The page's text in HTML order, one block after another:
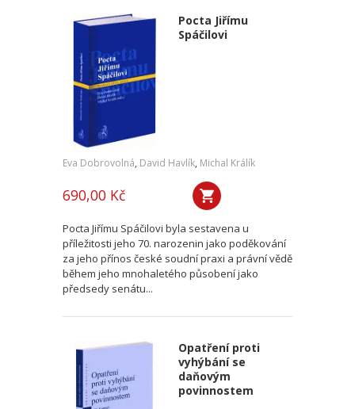
Pocta Jiřímu
Spáčilovi
Eva Dobrovolná, David Havlík, Michal Králík
690,00 Kč
Pocta Jiřímu Spáčilovi byla sestavena u
příležitosti jeho 70. narozenin jako poděkování
za jeho přínos české soudní praxi a právní vědě
během jeho mnohaletého působení jako
předsedy senátu...
Opatření proti
vyhýbání se
daňovým
povinnostem